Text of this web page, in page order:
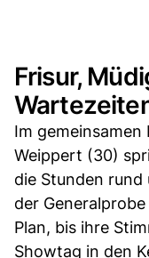
Frisur,
Im gemeinsamen
Weippert (30)
die Stunden rund
der
Plan, bis ihre
Showtag in den